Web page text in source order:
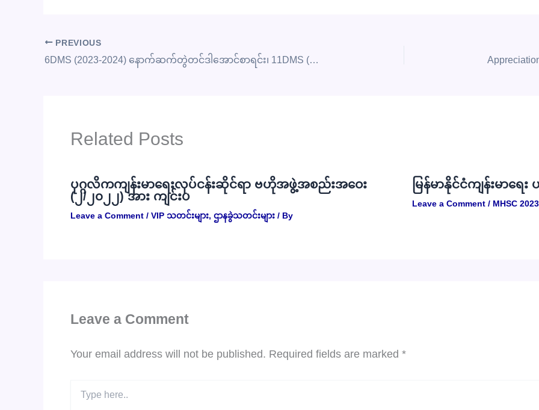
PREVIOUS
6DMS (2023-2024) နောက်ဆက်တွဲတင်ဒါအောင်စာရင်း၊ 11DMS (2023-2024) နှင့် 13 DMS (2023-2024) တင်ဒါအောင်စာရင်းများ
Related Posts
ပုဂ္ဂလိကကျန်းမာရေးလုပ်ငန်းဆိုင်ရာ ဗဟိုအဖွဲ့အစည်းအဝေး
(၂/၂၀၂၂) အား ကျင်းပ
Leave a Comment / VIP သတင်းများ, ဌာနခွဲသတင်းများ / By
မြန်မာနိုင်ငံကျန်းမာရ
Leave a Comment / MHSC 2023
Leave a Comment
Your email address will not be published. Required fields are marked *
here..